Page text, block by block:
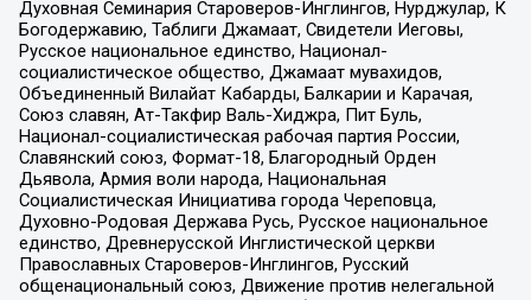
Духовная Семинария Староверов-Инглингов, Нурджулар, К
Богодержавию, Таблиги Джамаат, Свидетели Иеговы,
Русское национальное единство, Национал-
социалистическое общество, Джамаат мувахидов,
Объединенный Вилайат Кабарды, Балкарии и Карачая,
Союз славян, Ат-Такфир Валь-Хиджра, Пит Буль,
Национал-социалистическая рабочая партия России,
Славянский союз, Формат-18, Благородный Орден
Дьявола, Армия воли народа, Национальная
Социалистическая Инициатива города Череповца,
Духовно-Родовая Держава Русь, Русское национальное
единство, Древнерусской Инглистической церкви
Православных Староверов-Инглингов, Русский
общенациональный союз, Движение против нелегальной